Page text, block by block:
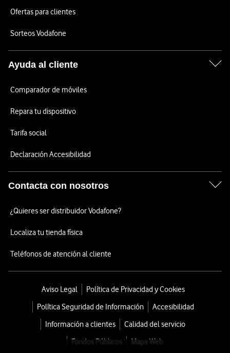
Ofertas para clientes
Sorteos Vodafone
Ayuda al cliente
Comparador de móviles
Repara tu dispositivo
Tarifa social
Declaración Accesibilidad
Contacta con nosotros
¿Quieres ser distribuidor Vodafone?
Localiza tu tienda física
Teléfonos de atención al cliente
Aviso Legal
Política de Privacidad y Cookies
Política Seguridad de Información
Accesibilidad
Información a clientes
Calidad del servicio
Fondos Públicos
Mapa Web